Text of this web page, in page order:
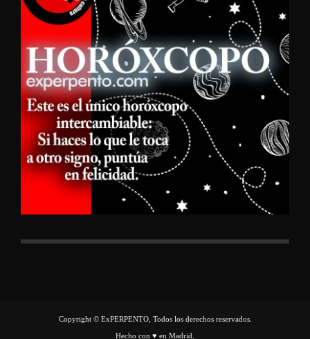
Copyright © ExPERPENTO, Todos los derechos reservados.
Hecho con ♥ en Madrid.